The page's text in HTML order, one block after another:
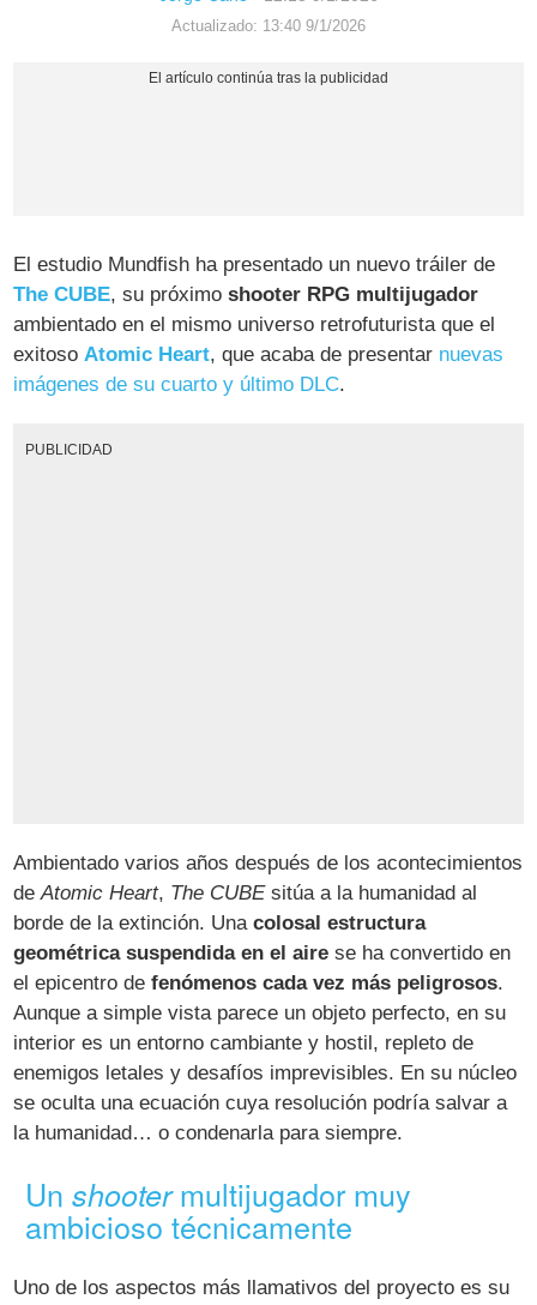
Actualizado: 13:40 9/1/2026
El estudio Mundfish ha presentado un nuevo tráiler de
The CUBE, su próximoshooter RPG multijugador
ambientado en el mismo universo retrofuturista que el
exitosoAtomic Heart, que acaba de presentar nuevas
imágenes de su cuarto y último DLC.
PUBLICIDAD
Ambientado varios años después de los acontecimientos
deAtomic Heart, The CUBEsitúa a la humanidad al
borde de la extinción. Unacolosal estructura
geométrica suspendida en el aire se ha convertido en
el epicentro defenómenos cada vez más peligrosos.
Aunque a simple vista parece un objeto perfecto, en su
interior es un entorno cambiante y hostil, repleto de
enemigos letales y desafíos imprevisibles. En su núcleo
se oculta una ecuación cuya resolución podría salvar a
la humanidad… o condenarla para siempre.
Unshootermultijugador muy
ambicioso técnicamente
Uno de los aspectos más llamativos del proyecto es su